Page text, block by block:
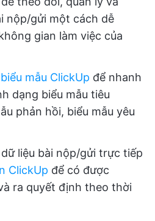
nộp/gửi một cách dễ
gian làm việc của
mẫu ClickUp để nhanh
dạng biểu mẫu tiêu
phản hồi, biểu mẫu yêu
liệu bài nộp/gửi trực tiếp
ClickUp để có được
ra quyết định theo thời